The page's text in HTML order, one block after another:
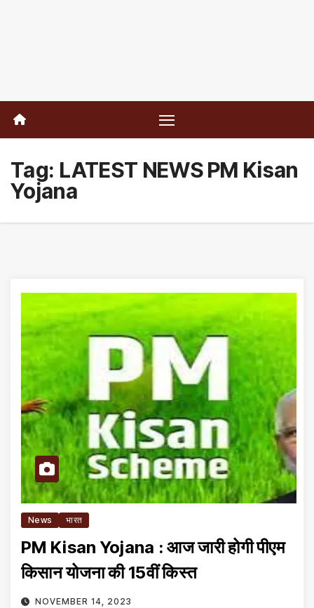
Tag: LATEST NEWS PM Kisan
Yojana
News भारत
PM Kisan Yojana : आज जारी होगी पीएम
किसान योजना की 15वीं किस्त
NOVEMBER 14, 2023